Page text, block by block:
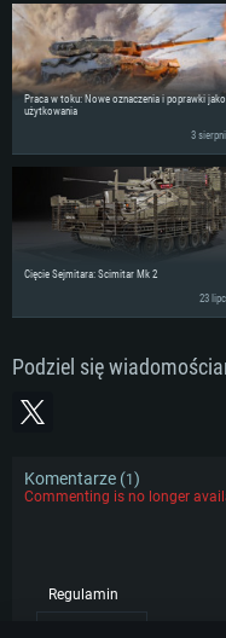
Praca w toku: Nowe oznaczenia i poprawki
użytkowania
3
Cięcie Sejmitara: Scimitar Mk 2
23
Podziel się
Komentarze (1 )
Commenting is no longer
Regulamin